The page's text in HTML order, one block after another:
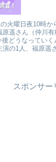
火曜日夜10時
原遥さん（仲川
どうなってい
演の1人、福原遥
スポンサー